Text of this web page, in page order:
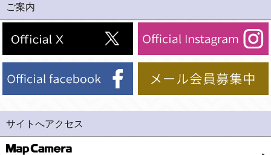
ご案内
サイトへアクセス